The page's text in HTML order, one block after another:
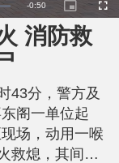
R
e
n
i
-0:50
P
i
t
u
r
-
P
c
t
u
r
e
F
u
消防救
43分，警方及
阁一单位起
场，动用一喉
救熄，其间疏